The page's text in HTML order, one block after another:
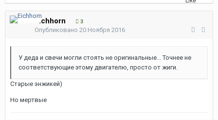
Eichhorn 3
Опубликовано 20 Ноября 2016
У деда и свечи могли стоять не оригинальные... Точнее не
соответствующие этому двигателю, просто от жиги.
Старые энжикей)
Но мертвые